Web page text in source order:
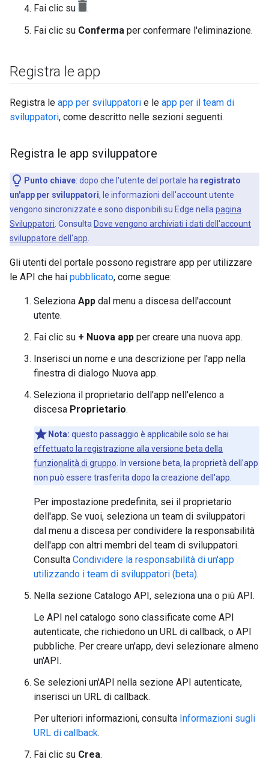
Fai clic su
.
Fai clic su Conferma per confermare l'eliminazione.
Registra le app
Registra le app per sviluppatori e le app per il team di
sviluppatori, come descritto nelle sezioni seguenti.
Registra le app sviluppatore
Punto chiave: dopo che l'utente del portale ha registrato
un'app per sviluppatori, le informazioni dell'account utente
vengono sincronizzate e sono disponibili su Edge nella pagina
Sviluppatori . Consulta Dove vengono archiviati i dati dell'account
sviluppatore dell'app
Gli utenti del portale possono registrare app per utilizzare
le API che hai pubblicato, come segue:
Seleziona App dal menu a discesa dell'account
utente.
Fai clic su + Nuova app per creare una nuova app.
Inserisci un nome e una descrizione per l'app nella
finestra di dialogo Nuova app.
Seleziona il proprietario dell'app nell'elenco a
discesa Proprietario.
Nota: questo passaggio è applicabile solo se hai
effettuato la registrazione alla versione beta della
funzionalità di gruppo . In versione beta, la proprietà dell'app
non può essere trasferita dopo la creazione dell'app.
Per impostazione predefinita, sei il proprietario
dell'app. Se vuoi, seleziona un team di sviluppatori
dal menu a discesa per condividere la responsabilità
dell'app con altri membri del team di sviluppatori.
Consulta Condividere la responsabilità di un'app
utilizzando i team di sviluppatori (beta).
Nella sezione Catalogo API, seleziona una o più API.
Le API nel catalogo sono classificate come API
autenticate, che richiedono un URL di callback, o API
pubbliche. Per creare un'app, devi selezionare almeno
un'API.
Se selezioni un'API nella sezione API autenticate,
inserisci un URL di callback.
Per ulteriori informazioni, consulta Informazioni sugli
URL di callback.
Fai clic su Crea.